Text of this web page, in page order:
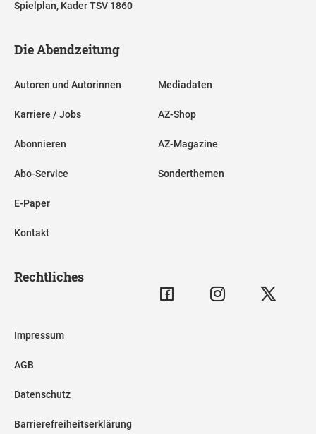
Spielplan, Kader TSV 1860
Die Abendzeitung
Autoren und Autorinnen
Karriere / Jobs
Abonnieren
Abo-Service
E-Paper
Kontakt
Mediadaten
AZ-Shop
AZ-Magazine
Sonderthemen
Rechtliches
Impressum
AGB
Datenschutz
Barrierefreiheitserklärung